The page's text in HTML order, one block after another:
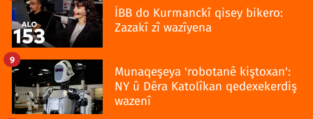
İBB do Kurmanckî qisey bikero:
Zazakî zî wazîyena
Munaqeşeya 'robotanê kiştoxan':
NY û Dêra Katolîkan qedexekerdiş
wazenî
9